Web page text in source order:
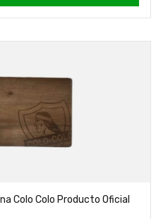
Colo Colo Producto Oficial